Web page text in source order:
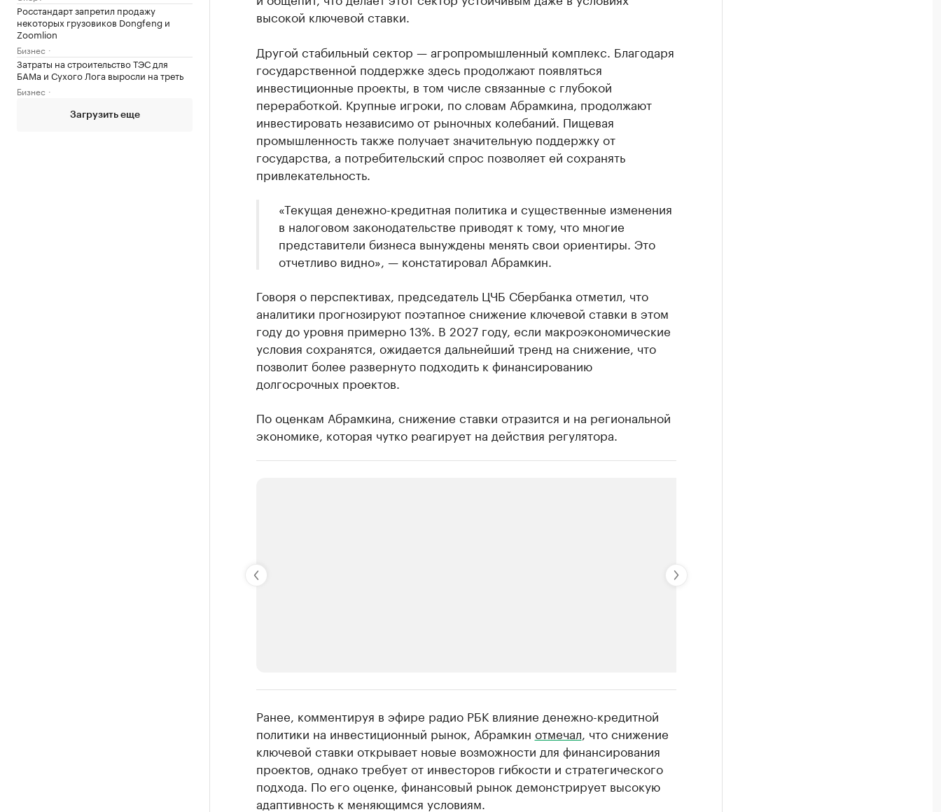
Росстандарт запретил продажу
некоторых грузовиков Dongfeng и
Zoomlion
Бизнес
Затраты на строительство ТЭС для
БАМа и Сухого Лога выросли на треть
Бизнес
Загрузить еще
высокой ключевой ставки.
Другой стабильный сектор — агропромышленный комплекс. Благодаря
государственной поддержке здесь продолжают появляться
инвестиционные проекты, в том числе связанные с глубокой
переработкой. Крупные игроки, по словам Абрамкина, продолжают
инвестировать независимо от рыночных колебаний. Пищевая
промышленность также получает значительную поддержку от
государства, а потребительский спрос позволяет ей сохранять
привлекательность.
«Текущая денежно-кредитная политика и существенные изменения
в налоговом законодательстве приводят к тому, что многие
представители бизнеса вынуждены менять свои ориентиры. Это
отчетливо видно», — констатировал Абрамкин.
Говоря о перспективах, председатель ЦЧБ Сбербанка отметил, что
аналитики прогнозируют поэтапное снижение ключевой ставки в этом
году до уровня примерно 13%. В 2027 году, если макроэкономические
условия сохранятся, ожидается дальнейший тренд на снижение, что
позволит более развернуто подходить к финансированию
долгосрочных проектов.
По оценкам Абрамкина, снижение ставки отразится и на региональной
экономике, которая чутко реагирует на действия регулятора.
Делитесь новостями бизнеса на РБК
Управляйте страницей компании и развивайте личные бренды спикеров бизнеса
Ранее, комментируя в эфире радио РБК влияние денежно-кредитной
политики на инвестиционный рынок, Абрамкин отмечал , что снижение
ключевой ставки открывает новые возможности для финансирования
проектов, однако требует от инвесторов гибкости и стратегического
подхода. По его оценке, финансовый рынок демонстрирует высокую
адаптивность к меняющимся условиям.